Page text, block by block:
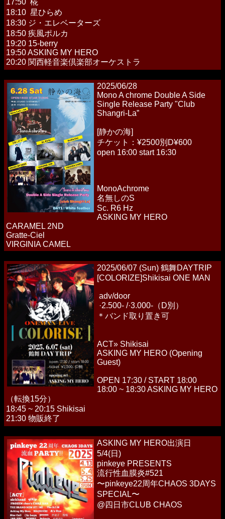
17:50 椛
18:10 星ひらめ
18:30 ジ・エレベーターズ
18:50 疾風ポルカ
19:20 15-berry
19:50 ASKING MY HERO
20:20 関西軽音楽倶楽部オーケストラ
2025/06/28
Mono A chrome Double A Side
Single Release Party "Club
Shangri-La”
[静かの海]
チケット：¥2500別D¥600
open 16:00 start 16:30
MonoAchrome
名無しのS
Sc. R6 Hz
ASKING MY HERO
CARAMEL 2ND
Gratte-Ciel
VIRGINIA CAMEL
2025/06/07 (Sun) 鶴舞DAYTRIP
[COLORIZE]Shikisai ONE MAN
adv/door
·2.500- /·3.000-（D別）
＊バンド取り置き可
ACT» Shikisai
ASKING MY HERO (Opening
Guest)
OPEN 17:30 / START 18:00
18:00 ~ 18:30 ASKING MY HERO
（転換15分）
18:45 ~ 20:15 Shikisai
21:30 物販終了
ASKING MY HERO出演日
5/4(日)
pinkeye PRESENTS
流行性血膜炎#521
〜pinkeye22周年CHAOS 3DAYS
SPECIAL〜
@四日市CLUB CHAOS